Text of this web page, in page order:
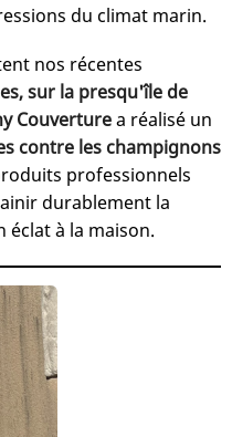
du climat marin.
nos récentes
sur la presqu'île de
Couverturea réalisé un
contre les champignons
professionnels
durablement la
à la maison.